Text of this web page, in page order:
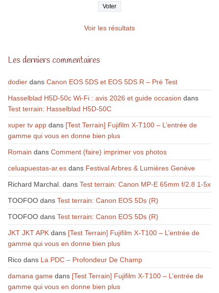
Voir les résultats
Les derniers commentaires
dodierdans Canon EOS 5DS et EOS 5DS R – Pré Test
Hasselblad H5D-50c Wi-Fi : avis 2026 et guide occasion dans
Test terrain: Hasselblad H5D-50C
xuper tv appdans [Test Terrain] Fujifilm X-T100 – L’entrée de
gamme qui vous en donne bien plus
Romain dans Comment (faire) imprimer vos photos
celuapuestas-ar.esdans Festival Arbres & Lumières Genève
Richard Marchal. dans Test terrain: Canon MP-E 65mm f/2.8 1-5x
TOOFOOdans Test terrain: Canon EOS 5Ds (R)
TOOFOOdans Test terrain: Canon EOS 5Ds (R)
JKT JKT APKdans [Test Terrain] Fujifilm X-T100 – L’entrée de
gamme qui vous en donne bien plus
Ricodans La PDC – Profondeur De Champ
damana gamedans [Test Terrain] Fujifilm X-T100 – L’entrée de
gamme qui vous en donne bien plus